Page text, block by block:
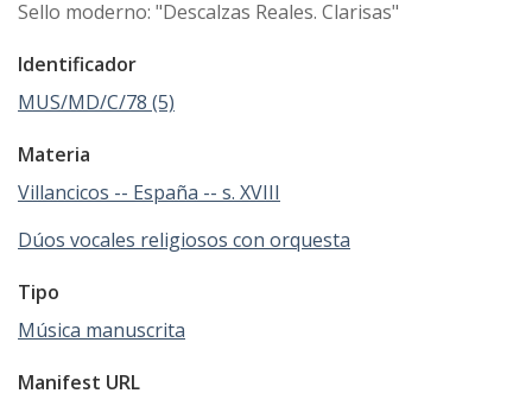
Sello moderno: "Descalzas Reales. Clarisas"
Identificador
MUS/MD/C/78 (5)
Materia
Villancicos -- España -- s. XVIII
Dúos vocales religiosos con orquesta
Tipo
Música manuscrita
Manifest URL